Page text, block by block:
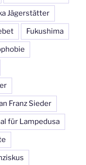
Jägerstätter
Fukushima
Franz Sieder
für Lampedusa